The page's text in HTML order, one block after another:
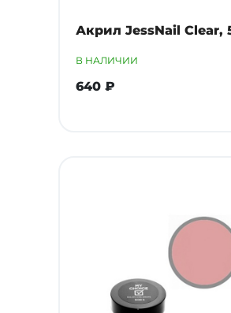
Акрил JessNail Clear,
В НАЛИЧИИ
640 ₽